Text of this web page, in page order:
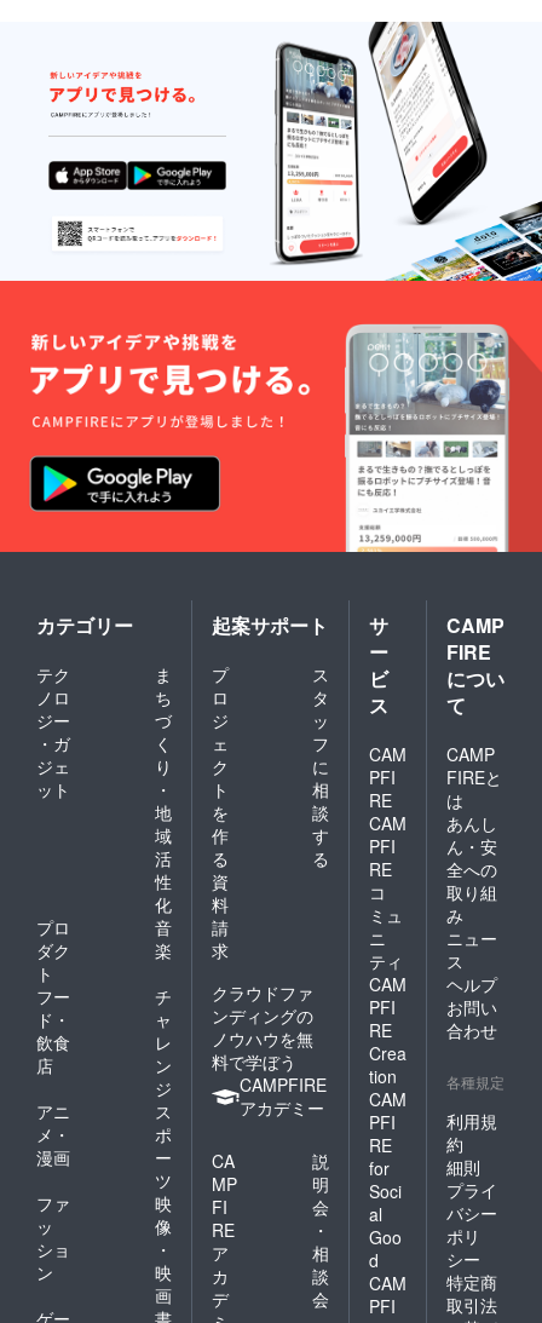
カテゴリー
テク
ノロ
ジー
・ガ
ジェ
ット
ま
ち
づ
く
り
・
地
域
活
性
化
プロ
ダク
ト
音
楽
フー
ド・
飲食
店
チ
ャ
レ
ン
ジ
アニ
メ・
漫画
ス
ポ
ー
ツ
ファ
ッ
ショ
ン
映
像
・
映
画
ゲー
書
起案サポート
プ
ロ
ジ
ェ
ク
ト
を
作
る
ス
タ
ッ
フ
に
相
談
す
る
資
料
請
求
クラウドファ
ンディングの
ノウハウを無
料で学ぼう
CAMPFIRE
アカデミー
CA
MP
FI
RE
ア
カ
デ
説
明
会
・
相
談
会
サ
ー
ビ
ス
CAM
PFI
RE
CAM
PFI
RE
コ
ミュ
ニ
ティ
CAM
PFI
RE
Crea
tion
CAM
PFI
RE
for
Soci
al
Goo
d
CAM
PFI
CAMP
FIRE
につい
て
CAMP
FIREと
は
あんし
ん・安
全への
取り組
み
ニュー
ス
ヘルプ
お問い
合わせ
各種規定
利用規
約
細則
プライ
バシー
ポリ
シー
特定商
取引法